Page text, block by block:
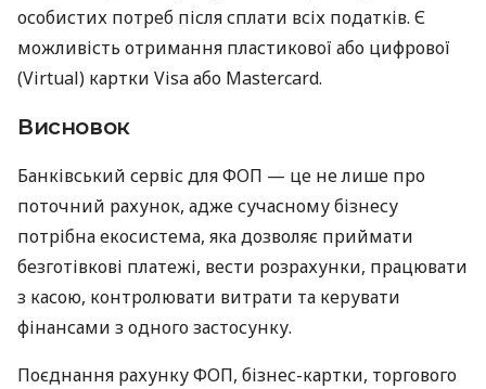
особистих потреб після сплати всіх податків. Є
можливість отримання пластикової або цифрової
(Virtual) картки Visa або Mastercard.
Висновок
Банківський сервіс для ФОП — це не лише про
поточний рахунок, адже сучасному бізнесу
потрібна екосистема, яка дозволяє приймати
безготівкові платежі, вести розрахунки, працювати
з касою, контролювати витрати та керувати
фінансами з одного застосунку.
Поєднання рахунку ФОП, бізнес-картки, торгового